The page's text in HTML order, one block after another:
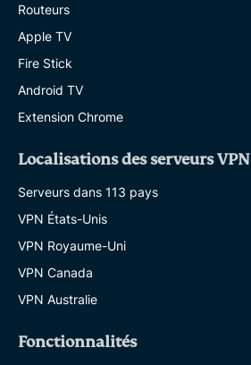
Routeurs
Apple TV
Fire Stick
Android TV
Extension Chrome
Localisations des serveurs VPN
Serveurs dans 113 pays
VPN États-Unis
VPN Royaume-Uni
VPN Canada
VPN Australie
Fonctionnalités